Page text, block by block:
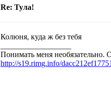
Re: Тула!
Колюня, куда ж без тебя
Понимать меня необязательно.
http://s19.rimg.info/